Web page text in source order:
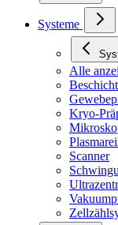
Systeme
Alle
Kryo-
Scanner